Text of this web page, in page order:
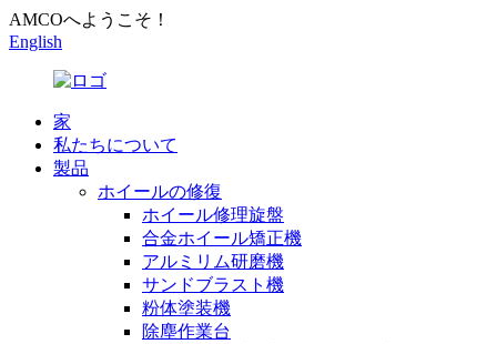
AMCOへようこそ！
English
家
私たちについて
製品
ホイールの修復
ホイール修理旋盤
合金ホイール矯正機
アルミリム研磨機
サンドブラスト機
粉体塗装機
除塵作業台